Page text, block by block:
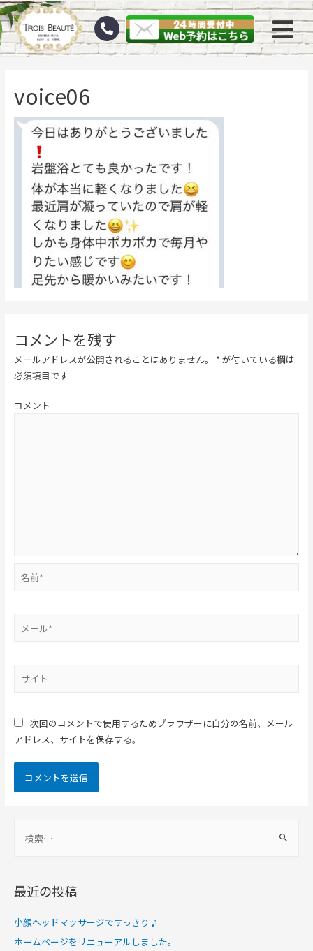
voice06
コメントを残す
メールアドレスが公開されることはありません。 * が付いている欄は
必須項目です
コメント
次回のコメントで使用するためブラウザーに自分の名前、メール
アドレス、サイトを保存する。
最近の投稿
小顔ヘッドマッサージですっきり♪
ホームページをリニューアルしました。